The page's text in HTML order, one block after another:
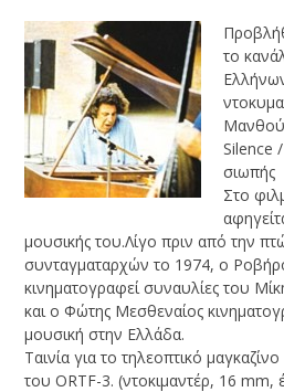
το
Silence
σιωπής
Στο
μουσικής του.Λίγο πριν από την
συνταγματαρχών το 1974, ο
κινηματογραφεί συναυλίες του
και ο Φώτης Μεσθεναίος
μουσική στην Ελλάδα.
Ταινία για το τηλεοπτικό
του ORTF-3. (ντοκιμαντέρ, 16 mm,